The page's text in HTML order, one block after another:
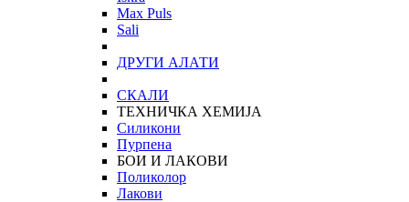
Max Puls
Sali
ДРУГИ АЛАТИ
СКАЛИ
ТЕХНИЧКА ХЕМИЈА
Силикони
Пурпена
БОИ И ЛАКОВИ
Поликолор
Лакови